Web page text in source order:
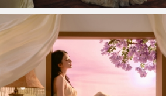
光美女白鹿4K电脑壁纸3840x2400